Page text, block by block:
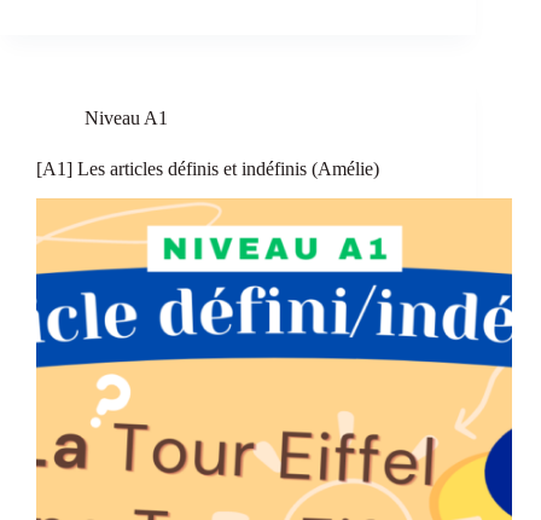
Niveau A1
[A1] Les articles définis et indéfinis (Amélie)